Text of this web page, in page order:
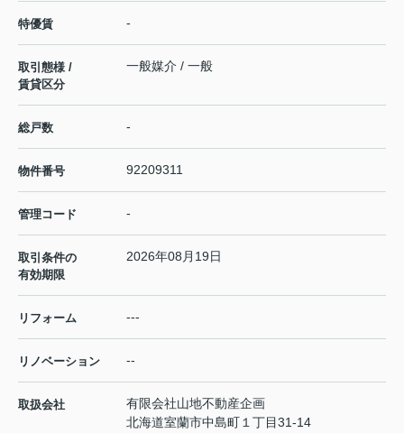
特優賃 -
取引態様 /
賃貸区分
一般媒介 / 一般
総戸数 -
物件番号 92209311
管理コード -
取引条件の
有効期限
2026年08月19日
リフォーム ---
リノベーション --
取扱会社
有限会社山地不動産企画
北海道室蘭市中島町１丁目31-14